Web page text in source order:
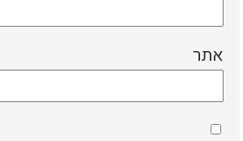
אתר